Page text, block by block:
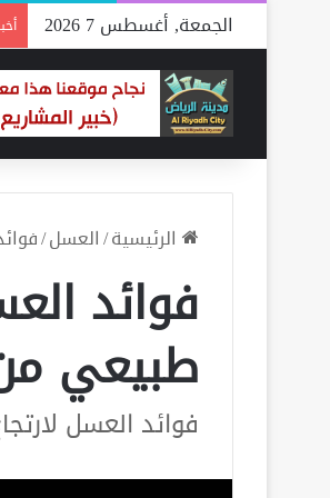
الجمعة, أغسطس 7 2026
الرئيسية/العسل/
فوائد
طبيعي من 4
فوائد العسل